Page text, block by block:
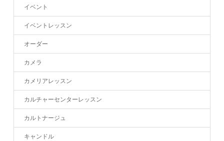
イベント
イベントレッスン
オーダー
カメラ
カメリアレッスン
カルチャーセンターレッスン
カルトナージュ
キャンドル